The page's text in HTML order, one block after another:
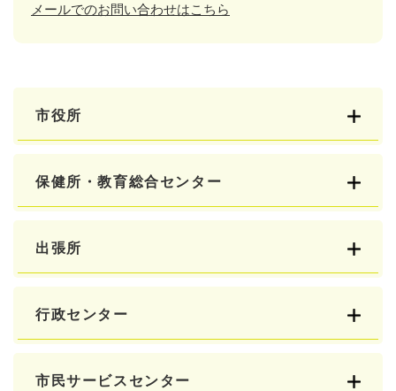
メールでのお問い合わせはこちら
市役所
保健所・教育総合センター
出張所
行政センター
市民サービスセンター